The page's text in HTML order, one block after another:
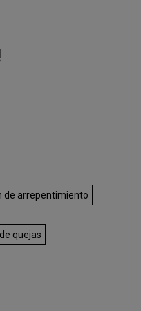
de arrepentimiento
de quejas